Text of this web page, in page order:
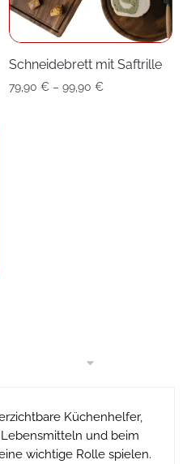
Schneidebrett mit Saftrille
79,90€ –99,90€Preisspanne:
Küchenhelfer,
und beim
wichtige Rolle spielen.